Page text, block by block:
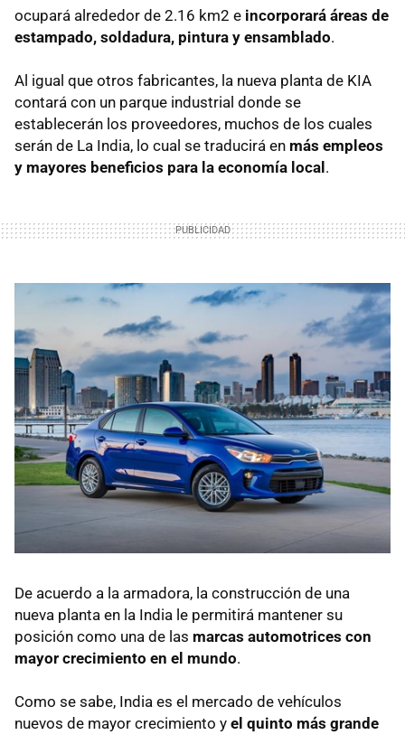
ocupará alrededor de 2.16 km2 e incorporará áreas de
estampado, soldadura, pintura y ensamblado.
Al igual que otros fabricantes, la nueva planta de KIA
contará con un parque industrial donde se
establecerán los proveedores, muchos de los cuales
serán de La India, lo cual se traducirá en más empleos
y mayores beneficios para la economía local.
De acuerdo a la armadora, la construcción de una
nueva planta en la India le permitirá mantener su
posición como una de las marcas automotrices con
mayor crecimiento en el mundo.
Como se sabe, India es el mercado de vehículos
nuevos de mayor crecimiento y el quinto más grande